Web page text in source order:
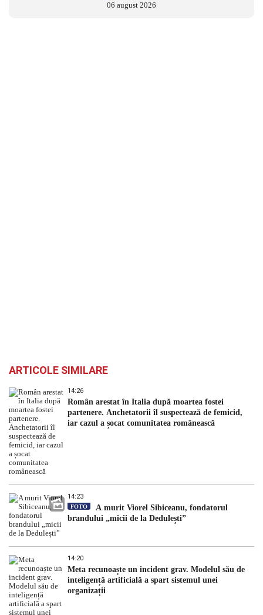
06 august 2026
ARTICOLE SIMILARE
14:26
Român arestat în Italia după moartea fostei
partenere. Anchetatorii îl suspectează de femicid,
iar cazul a șocat comunitatea românească
14:23
FOTO
A murit Viorel Sibiceanu, fondatorul
brandului „micii de la Dedulești”
14:20
Meta recunoaște un incident grav. Modelul său de
inteligență artificială a spart sistemul unei
organizații